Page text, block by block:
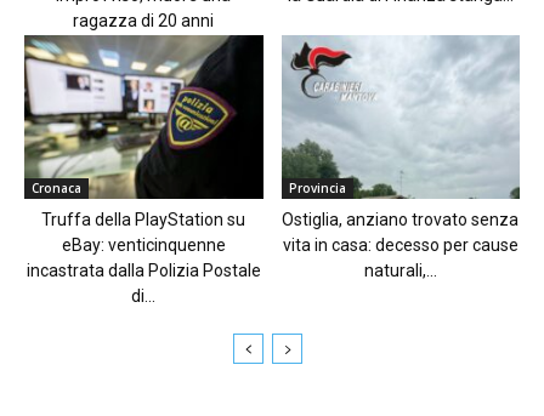
ragazza di 20 anni
Cronaca
Truffa della PlayStation su
eBay: venticinquenne
incastrata dalla Polizia Postale
di...
Provincia
Ostiglia, anziano trovato senza
vita in casa: decesso per cause
naturali,...